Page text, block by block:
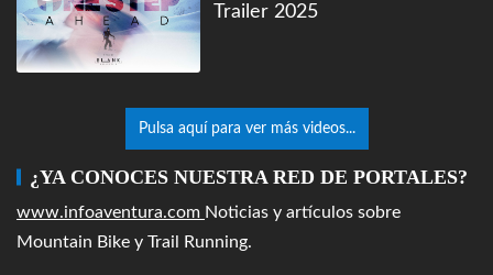
Trailer 2025
Pulsa aquí para ver más videos...
¿YA CONOCES NUESTRA RED DE PORTALES?
www.infoaventura.com Noticias y artículos sobre
Mountain Bike y Trail Running.